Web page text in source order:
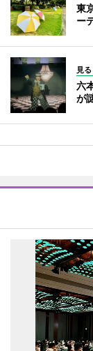
東
ー
見
六
が